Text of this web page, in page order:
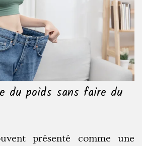
du poids sans faire du
présenté comme une